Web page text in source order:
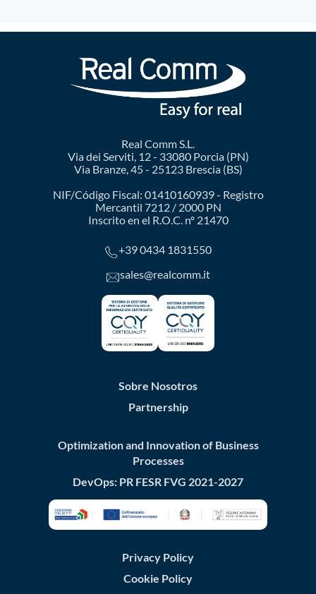
Real Comm S.L.
Via dei Serviti, 12 - 33080 Porcia (PN)
Via Branze, 45 - 25123 Brescia (BS)
NIF/Código Fiscal: 01410160939 - Registro
Mercantil 7212 / 2000 PN
Inscrito en el R.O.C. nº 21470
+39 0434 1831550
sales@realcomm.it
Sobre Nosotros
Partnership
Optimization and Innovation of Business
Processes
DevOps: PR FESR FVG 2021-2027
Privacy Policy
Cookie Policy